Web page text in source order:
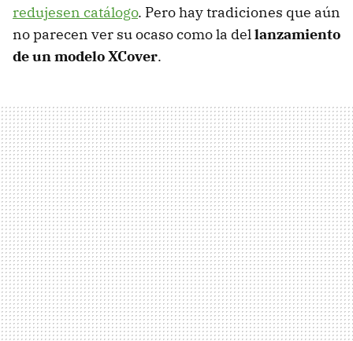
redujesen catálogo. Pero hay tradiciones que aún
no parecen ver su ocaso como la dellanzamiento
de un modelo XCover.